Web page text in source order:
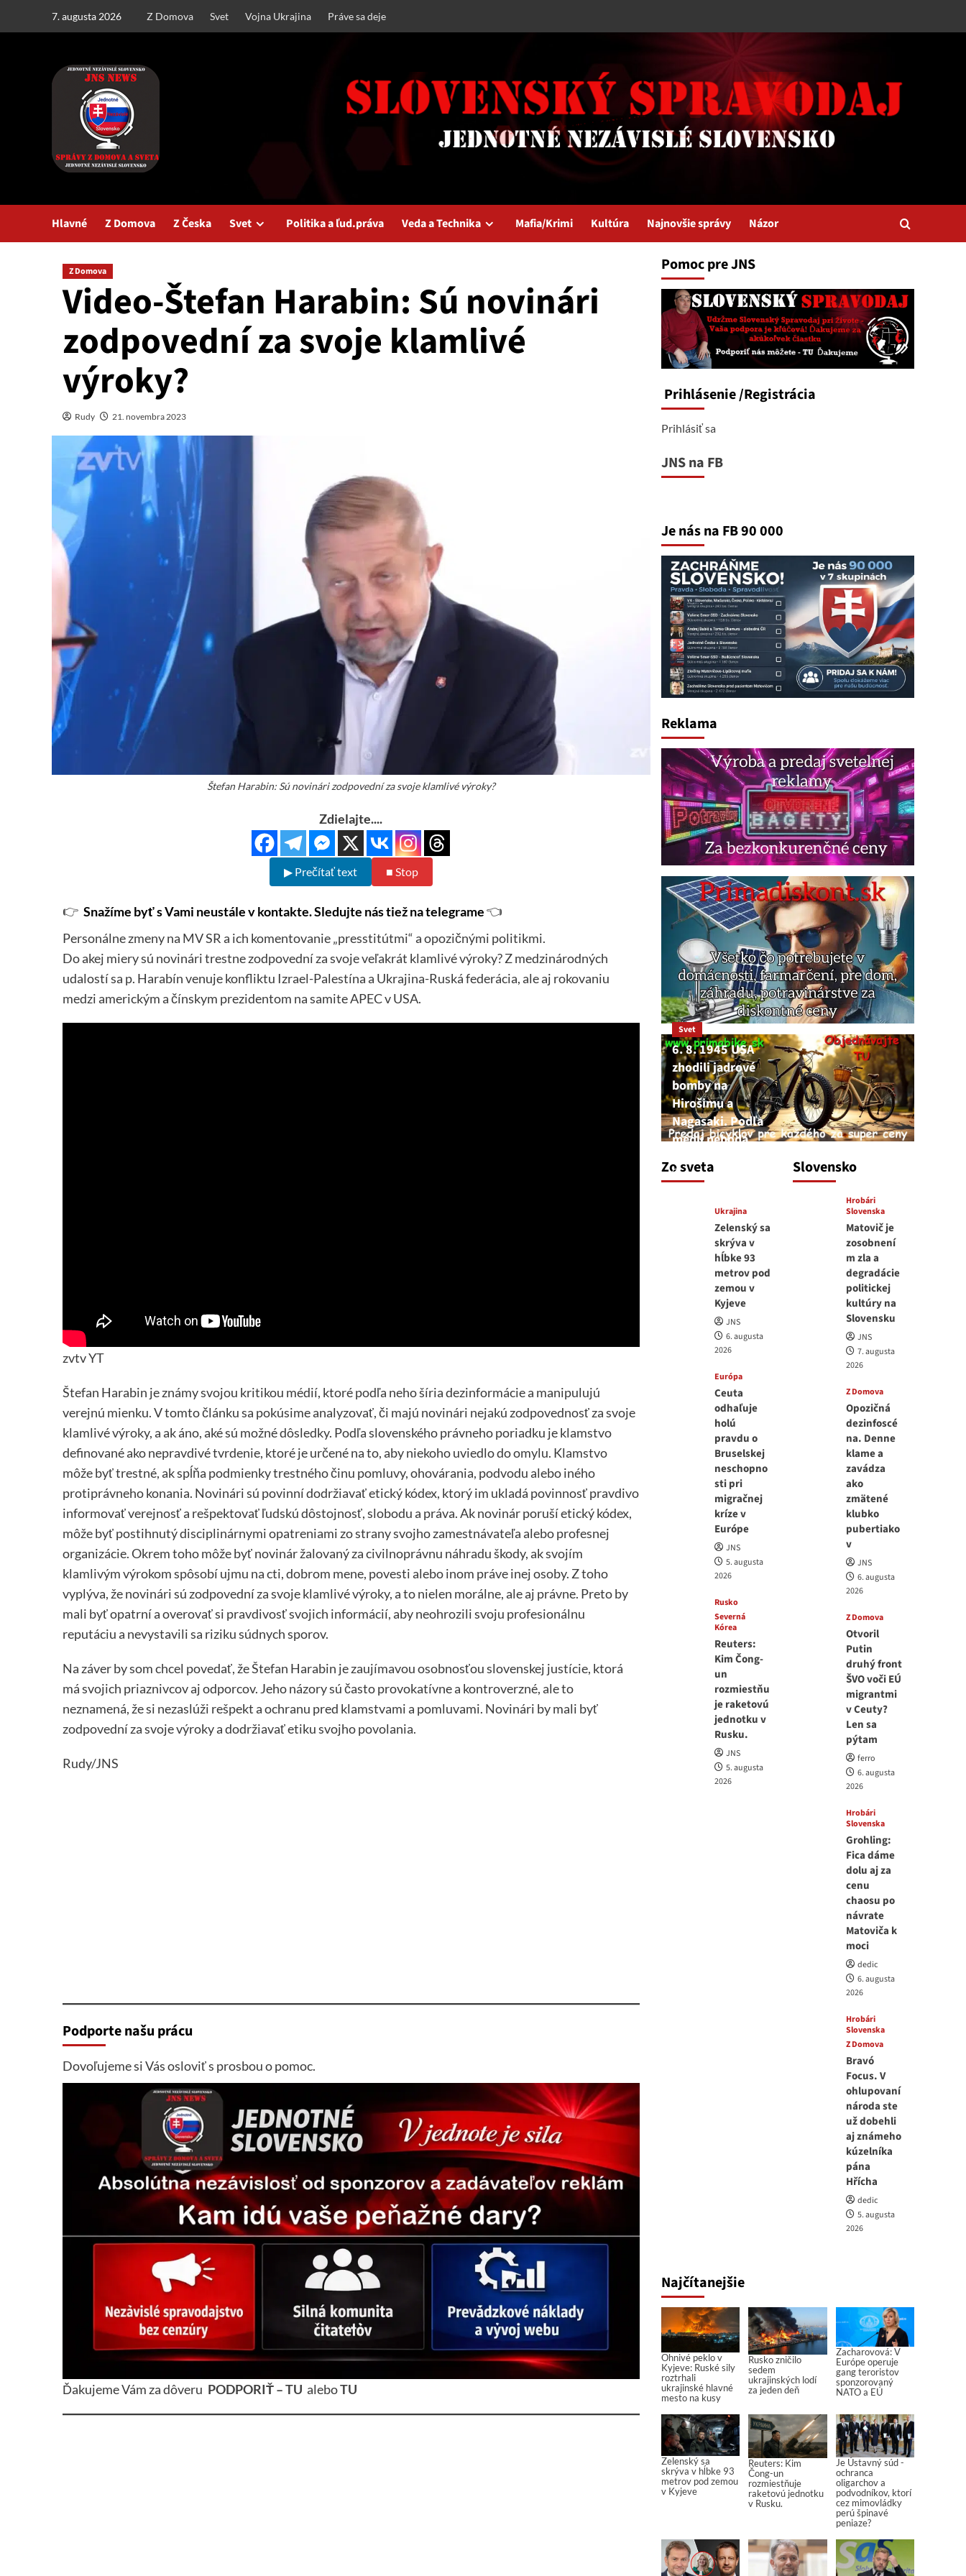
7. augusta 2026 Z Domova Svet Vojna Ukrajina Práve sa deje
Hlavné Z Domova Z Česka Svet Politika a ľud.práva Veda a Technika Mafia/Krimi Kultúra Najnovšie správy Názor
Z Domova
Video-Štefan Harabin: Sú novinári
zodpovední za svoje klamlivé
výroky?
Rudy 21. novembra 2023
Štefan Harabin: Sú novinári zodpovední za svoje klamlivé výroky?
Zdielajte....
▶ Prečítať text ■ Stop
👉 Snažíme byť s Vami neustále v kontakte. Sledujte nás tiež na telegrame👈
Personálne zmeny na MV SR a ich komentovanie „presstitútmi“ a opozičnými politikmi.
Do akej miery sú novinári trestne zodpovední za svoje veľakrát klamlivé výroky? Z medzinárodných
udalostí sa p. Harabín venuje konfliktu Izrael-Palestína a Ukrajina-Ruská federácia, ale aj rokovaniu
medzi americkým a čínskym prezidentom na samite APEC v USA.
zvtv YT
Štefan Harabin je známy svojou kritikou médií, ktoré podľa neho šíria dezinformácie a manipulujú
verejnú mienku. V tomto článku sa pokúsime analyzovať, či majú novinári nejakú zodpovednosť za svoje
klamlivé výroky, a ak áno, aké sú možné dôsledky. Podľa slovenského právneho poriadku je klamstvo
definované ako nepravdivé tvrdenie, ktoré je určené na to, aby niekoho uviedlo do omylu. Klamstvo
môže byť trestné, ak spĺňa podmienky trestného činu pomluvy, ohovárania, podvodu alebo iného
protiprávneho konania. Novinári sú povinní dodržiavať etický kódex, ktorý im ukladá povinnosť pravdivo
informovať verejnosť a rešpektovať ľudskú dôstojnosť, slobodu a práva. Ak novinár poruší etický kódex,
môže byť postihnutý disciplinárnymi opatreniami zo strany svojho zamestnávateľa alebo profesnej
organizácie. Okrem toho môže byť novinár žalovaný za civilnoprávnu náhradu škody, ak svojím
klamlivým výrokom spôsobí ujmu na cti, dobrom mene, povesti alebo inom práve inej osoby. Z toho
vyplýva, že novinári sú zodpovední za svoje klamlivé výroky, a to nielen morálne, ale aj právne. Preto by
mali byť opatrní a overovať si pravdivosť svojich informácií, aby neohrozili svoju profesionálnu
reputáciu a nevystavili sa riziku súdnych sporov.
Na záver by som chcel povedať, že Štefan Harabin je zaujímavou osobnosťou slovenskej justície, ktorá
má svojich priaznivcov aj odporcov. Jeho názory sú často provokatívne a kontroverzné, ale to
neznamená, že si nezaslúži rešpekt a ochranu pred klamstvami a pomluvami. Novinári by mali byť
zodpovední za svoje výroky a dodržiavať etiku svojho povolania.
Rudy/JNS
Podporte našu prácu
Dovoľujeme si Vás osloviť s prosbou o pomoc.
Ďakujeme Vám za dôveru PODPORIŤ – TU aleboTU
Pomoc pre JNS
Prihlásenie/Registrácia
Prihlásiť sa
JNS na FB
Je nás na FB 90 000
Reklama
Zo sveta
Svet
6. 8. 1945 USA
zhodili jadrové
bomby na
Hirošimu a
Nagasaki. Podľa
médií nehoda
6. augusta 2026
Ukrajina
Zelenský sa
skrýva v
hĺbke 93
metrov pod
zemou v
Kyjeve
JNS
6. augusta
2026
Európa
Ceuta
odhaľuje
holú
pravdu o
Bruselskej
neschopno
sti pri
migračnej
kríze v
Európe
JNS
5. augusta
2026
Rusko
Severná
Kórea
Reuters:
Kim Čong-
un
rozmiestňu
je raketovú
jednotku v
Rusku.
JNS
5. augusta
2026
Slovensko
Hrobári
Slovenska
Matovič je
zosobnení
m zla a
degradácie
politickej
kultúry na
Slovensku
JNS
7. augusta
2026
Z Domova
Opozičná
dezinfoscé
na. Denne
klame a
zavádza
ako
zmätené
klubko
pubertiako
v
JNS
6. augusta
2026
Z Domova
Otvoril
Putin
druhý front
ŠVO voči EÚ
migrantmi
v Ceuty?
Len sa
pýtam
ferro
6. augusta
2026
Hrobári
Slovenska
Grohling:
Fica dáme
dolu aj za
cenu
chaosu po
návrate
Matoviča k
moci
dedic
6. augusta
2026
Hrobári
Slovenska
Z Domova
Bravó
Focus. V
ohlupovaní
národa ste
už dobehli
aj známeho
kúzelníka
pána
Hřícha
dedic
5. augusta
2026
Najčítanejšie
Ohnivé peklo v
Kyjeve: Ruské sily
roztrhali
ukrajinské hlavné
mesto na kusy
Rusko zničilo
sedem
ukrajinských lodí
za jeden deň
Zacharovová: V
Európe operuje
gang teroristov
sponzorovaný
NATO a EÚ
Zelenský sa
skrýva v hĺbke 93
metrov pod zemou
v Kyjeve
Reuters: Kim
Čong-un
rozmiestňuje
raketovú jednotku
v Rusku.
Je Ústavný súd -
ochranca
oligarchov a
podvodníkov, ktorí
cez mimovládky
perú špinavé
peniaze?